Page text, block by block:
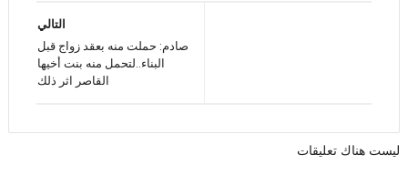
التالي
صادم: حملت منه بعقد زواج قبل
البناء..لتحمل منه بنت أخيها
القاصر اثر ذلك
ليست هناك تعليقات